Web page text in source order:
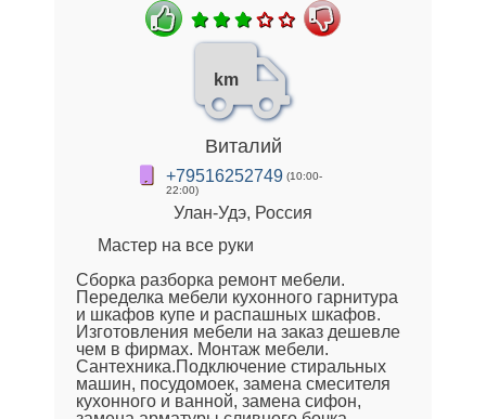
km
Виталий
+79516252749 (10:00-
22:00)
Улан-Удэ, Россия
Мастер на все руки
Сборка разборка ремонт мебели.
Переделка мебели кухонного гарнитура
и шкафов купе и распашных шкафов.
Изготовления мебели на заказ дешевле
чем в фирмах. Монтаж мебели.
Сантехника.Подключение стиральных
машин, посудомоек, замена смесителя
кухонного и ванной, замена сифон,